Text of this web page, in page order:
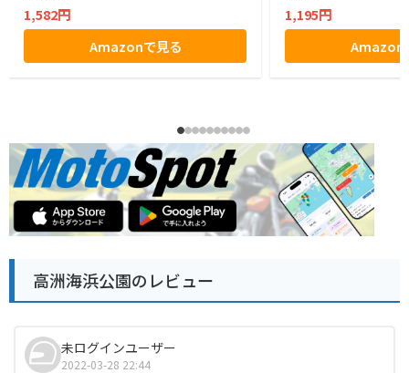
1,582円
Amazonで見る
1,195円
Amazon
高洲海浜公園のレビュー
未ログインユーザー
2022-03-28 22:44